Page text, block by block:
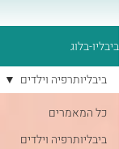
ביבליו-בלוג
כל המאמרים
ביבליותרפיה וילדים
ביבליותרפיה וילדים